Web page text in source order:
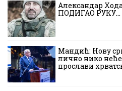
Александар
ПОДИГАО РУКУ…
Мандић: Нову
лично нико
прослави